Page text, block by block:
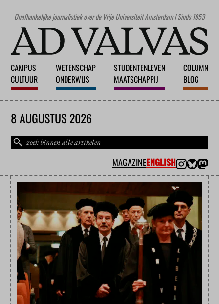
Onafhankelijke journalistiek over de Vrije Universiteit Amsterdam | Sinds 1953
CAMPUS
CULTUUR
WETENSCHAP
ONDERWIJS
STUDENTENLEVEN
MAATSCHAPPIJ
COLUMN
BLOG
8 AUGUSTUS 2026
MAGAZINEENGLISH